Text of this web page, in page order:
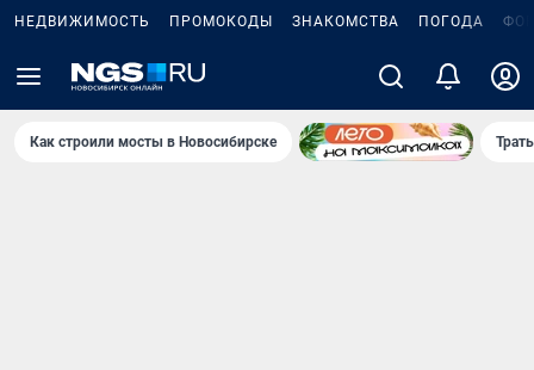
НЕДВИЖИМОСТЬ ПРОМОКОДЫ ЗНАКОМСТВА ПОГОДА
Как строили мосты в Новосибирске